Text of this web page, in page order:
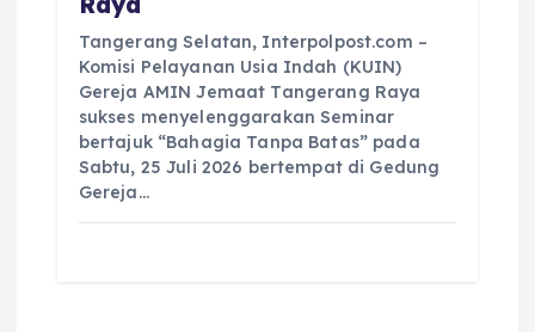
Tangerang Selatan, Interpolpost.com –
Komisi Pelayanan Usia Indah (KUIN)
Gereja AMIN Jemaat Tangerang Raya
sukses menyelenggarakan Seminar
bertajuk “Bahagia Tanpa Batas” pada
Sabtu, 25 Juli 2026 bertempat di Gedung
Gereja…